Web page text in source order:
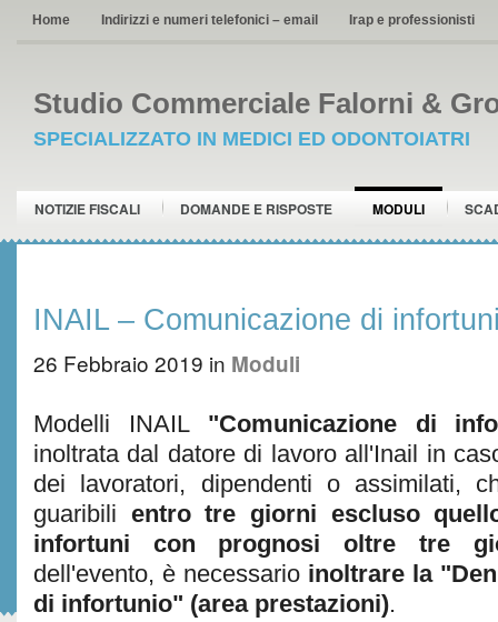
Home Indirizzi e numeri telefonici – email Irap e professionisti
Studio Commerciale Falorni &
SPECIALIZZATO IN MEDICI ED ODONTOIATRI
NOTIZIE FISCALI DOMANDE E RISPOSTE MODULI
INAIL – Comunicazione di
26 Febbraio 2019 in Moduli
Modelli INAIL "Comunicazione di
inoltrata dal datore di lavoro all'Inail in
dei lavoratori, dipendenti o assimilati,
guaribili entro tre giorni escluso
infortuni con prognosi oltre tre
dell'evento, è necessario inoltrare la
di infortunio" (area prestazioni).